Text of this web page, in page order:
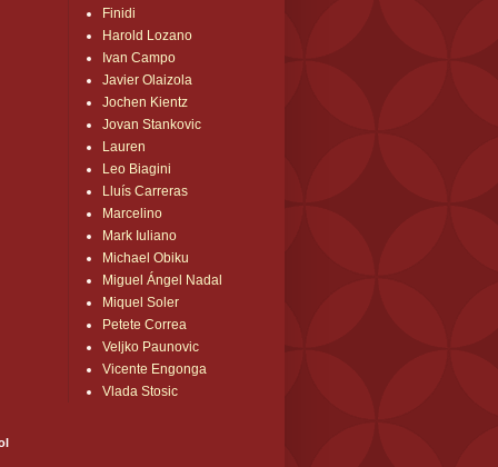
Finidi
Harold Lozano
Ivan Campo
Javier Olaizola
Jochen Kientz
Jovan Stankovic
Lauren
Leo Biagini
Lluís Carreras
Marcelino
Mark Iuliano
Michael Obiku
Miguel Ángel Nadal
Miquel Soler
Petete Correa
Veljko Paunovic
Vicente Engonga
Vlada Stosic